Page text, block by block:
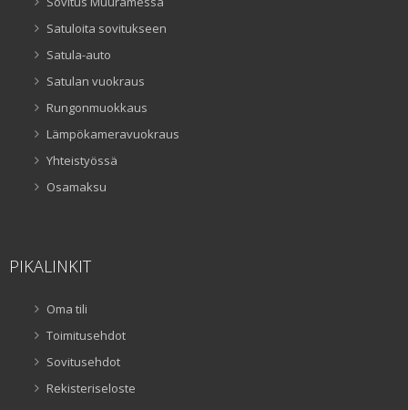
Satuloita sovitukseen
Satula-auto
Satulan vuokraus
Rungonmuokkaus
Lämpökameravuokraus
Yhteistyössä
Osamaksu
PIKALINKIT
Oma tili
Toimitusehdot
Sovitusehdot
Rekisteriseloste